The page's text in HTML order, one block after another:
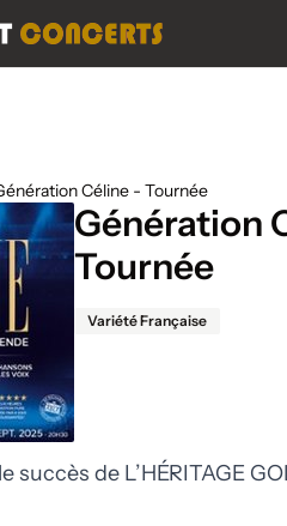
Céline - Tournée
Génération
Tournée
Variété Française
succès de L’HÉRITAGE